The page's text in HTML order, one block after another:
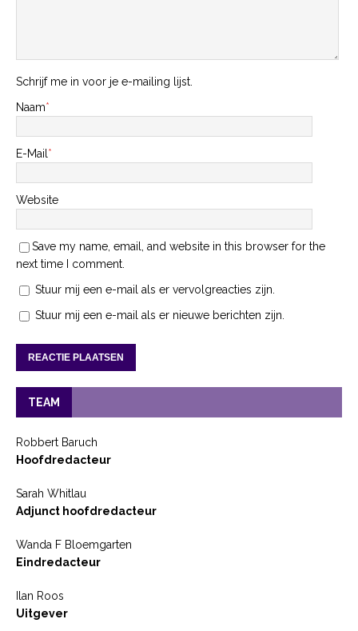
Schrijf me in voor je e-mailing lijst.
Naam*
E-Mail *
Website
Save my name, email, and website in this browser for the
next time I comment.
Stuur mij een e-mail als er vervolgreacties zijn.
Stuur mij een e-mail als er nieuwe berichten zijn.
TEAM
Robbert Baruch
Hoofdredacteur
Sarah Whitlau
Adjunct hoofdredacteur
Wanda F Bloemgarten
Eindredacteur
Ilan Roos
Uitgever